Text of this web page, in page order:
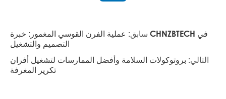
سابق: عملية الفرن القوسي المغمور: خبرة CHNZBTECH في
التصميم والتشغيل
التالي: بروتوكولات السلامة وأفضل الممارسات لتشغيل أفران
تكرير المغرفة